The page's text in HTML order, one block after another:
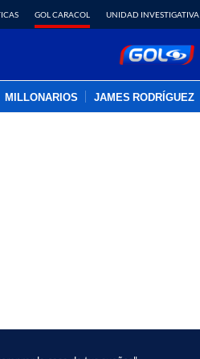
GOL CARACOL UNIDAD INVESTIGATIVA
MILLONARIOS JAMES RODRÍGUEZ